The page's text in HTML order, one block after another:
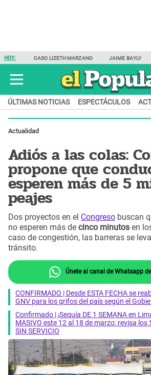
HOY: CASO LIZETH MARZANO JAIME BAYLY
ÚLTIMAS NOTICIAS ESPECTÁCULOS
Actualidad
Adiós a las colas:
propone que
esperen más de 5
peajes
Dos proyectos en el Congreso buscan
no esperen más de cinco minutos en
caso de congestión, las barreras se
tránsito.
Únete al canal de Whatsapp
CONFIRMADO | Desde ESTA FECHA se
GNV para los grifos del país según el
Confirmado | ¡Sequía DE 1 SEMANA en
MASIVO este 12 al 18 de marzo: revisa
SIN SERVICIO